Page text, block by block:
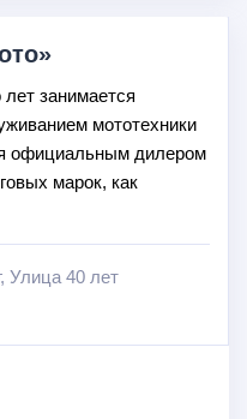
занимается
мототехники
официальным дилером
марок, как
Улица 40 лет